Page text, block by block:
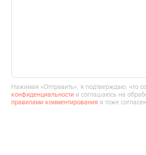
Нажимая «Отправить», я подтверждаю, что
конфиденциальности и соглашаюсь на
правилами комментирования я тоже